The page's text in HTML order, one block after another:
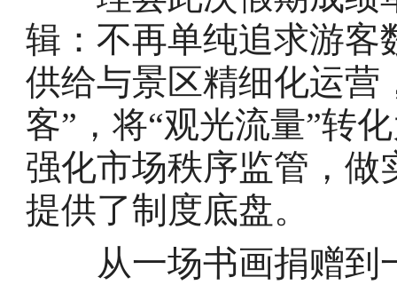
辑：不再单纯追求游客
供给与景区精细化运营
客”，将“观光流量”转
强化市场秩序监管，做
提供了制度底盘。
从一场书画捐赠到